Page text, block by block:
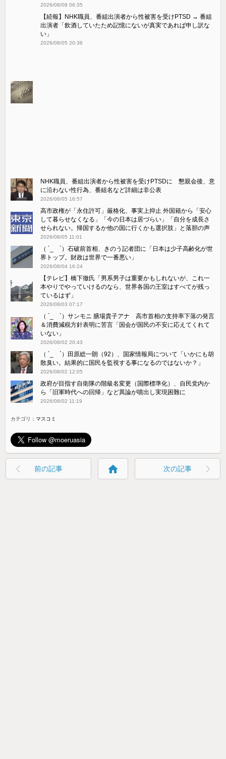
2026/08/08 06:35
【続報】NHK職員、番組出演者から性被害を受けPTSD → 番組
出演者「飲酒していたため記憶にないが真実であれば申し訳な
い」
2026/08/05 20:36
NHK職員、番組出演者から性被害を受けPTSDに 懇親会後、意
に沿わない性行為、番組名など詳細は非公表
2026/08/05 16:57
高市政権が「永住許可」厳格化、事実上抑止 外国籍から「安心
して暮らせなくなる」「今の日本は居づらい」「自分を成長さ
せられない。帰国するか他の国に行くかも選択肢」と落胆の声
2026/08/05 11:01
（ ´_ゝ`）石破前首相、きのう記者団に「日本は少子高齢化が世
界トップ。財政は世界で一番悪い」
2026/08/04 16:24
【テレビ】橋下徹氏「男系男子は重要かもしれないが、これ一
本やりでやっていけるのなら、世界各国の王室はすべてが残っ
ているはず」
2026/08/03 07:17
（ ´_ゝ`）サンモニ 膳場貴子アナ 高市首相の支持率下落の発言
＆消費減税方針表明に苦言「国会が国民の不安に応えてくれて
いない」
2026/08/02 20:43
（ ´_ゝ`）田原総一朗（92）、国家情報局について「いかにも胡
散臭い。結果的に国民を監視する事になるのではないか？」
2026/08/02 12:05
政府が目指す自衛隊の階級名変更（国際標準化）、自民党内か
ら「旧軍時代への回帰」など異論が噴出し実現困難に
2026/08/02 11:19
カテゴリ：マスコミ
前の記事 home 次の記事